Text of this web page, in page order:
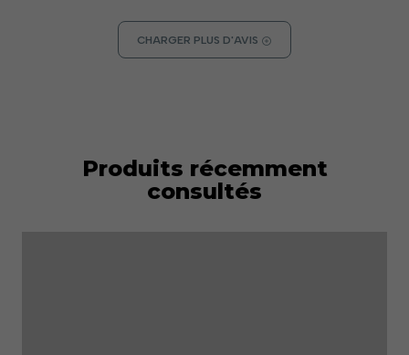
CHARGER PLUS D'AVIS
Produits récemment
consultés